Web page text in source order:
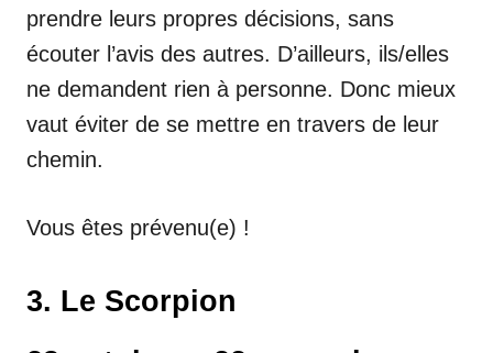
prendre leurs propres décisions, sans
écouter l’avis des autres. D’ailleurs, ils/elles
ne demandent rien à personne. Donc mieux
vaut éviter de se mettre en travers de leur
chemin.
Vous êtes prévenu(e) !
3. Le Scorpion